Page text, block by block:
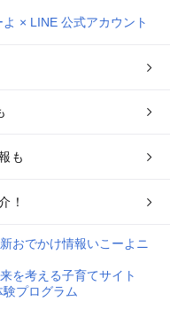
も
！